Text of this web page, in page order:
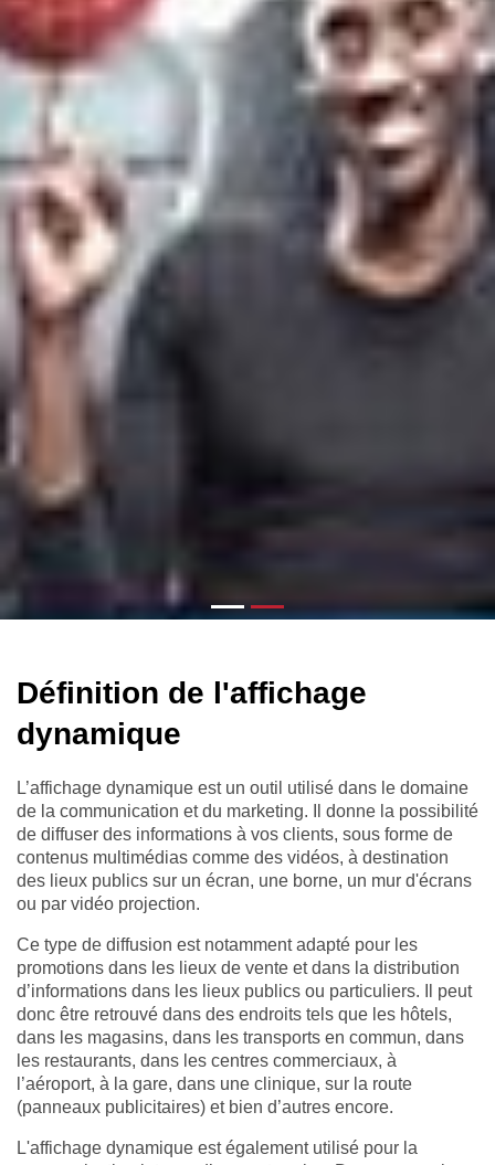
Définition de l'affichage
dynamique
L’affichage dynamique est un outil utilisé dans le domaine
de la communication et du marketing.
Il donne la possibilité
de diffuser des informations à vos clients, sous forme de
contenus multimédias comme des vidéos, à destination
des lieux publics sur un écran, une borne, un mur d'écrans
ou par vidéo projection.
Ce type de diffusion est notamment adapté pour les
promotions dans les lieux de vente et dans la distribution
d’informations dans les lieux publics ou particuliers. Il peut
donc être retrouvé dans des endroits tels que les hôtels,
dans les magasins, dans les transports en commun, dans
les restaurants, dans les centres commerciaux, à
l’aéroport, à la gare, dans une clinique, sur la route
(panneaux publicitaires) et bien d’autres encore.
L'affichage dynamique est également utilisé pour la